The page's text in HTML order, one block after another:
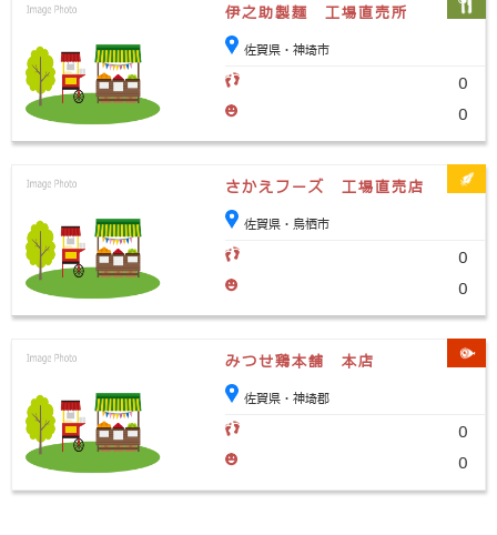
伊之助製麺 工場直売所
佐賀県・神埼市
0
0
さかえフーズ 工場直売店
佐賀県・鳥栖市
0
0
みつせ鶏本舗 本店
佐賀県・神埼郡
0
0